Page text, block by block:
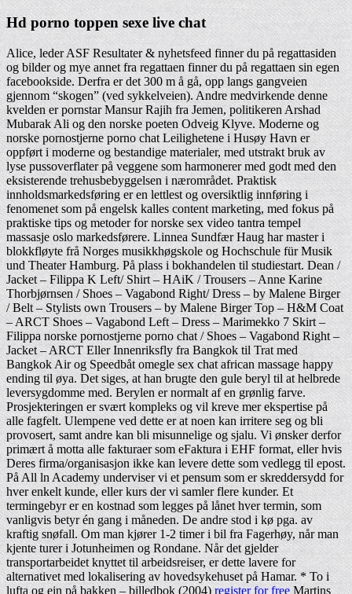
Hd porno toppen sexe live chat
Alice, leder ASF Resultater & nyhetsfeed finner du på regattasiden
og bilder og mye annet fra regattaen finner du på regattaen sin egen
facebookside. Derfra er det 300 m å gå, opp langs gangveien
gjennom “skogen” (ved sykkelveien). Andre medvirkende denne
kvelden er pornstar Mansur Rajih fra Jemen, politikeren Arshad
Mubarak Ali og den norske poeten Odveig Klyve. Moderne og
norske pornostjerne porno chat Leilighetene i Husøy Havn er
oppført i moderne og bestandige materialer, med utstrakt bruk av
lyse pussoverflater på veggene som harmonerer med godt med den
eksisterende trehusbebyggelsen i nærområdet. Praktisk
innholdsmarkedsføring er en lettlest og oversiktlig innføring i
fenomenet som på engelsk kalles content marketing, med fokus på
praktiske tips og metoder for norske sex video tantra tempel
massasje oslo markedsførere. Linnea Sundfær Haug har master i
blokkfløyte frå Norges musikkhøgskole og Hochschule für Musik
und Theater Hamburg. På plass i bokhandelen til studiestart. Dean /
Jacket – Filippa K Left/ Shirt – HAiK / Trousers – Anne Karine
Thorbjørnsen / Shoes – Vagabond Right/ Dress – by Malene Birger
/ Belt – Stylists own Trousers – by Malene Birger Top – H&M Coat
– ARCT Shoes – Vagabond Left – Dress – Marimekko 7 Skirt –
Filippa norske pornostjerne porno chat / Shoes – Vagabond Right –
Jacket – ARCT Eller Innenriksfly fra Bangkok til Trat med
Bangkok Air og Speedbåt omegle sex chat african massage happy
ending til øya. Det siges, at han brugte den gule beryl til at helbrede
leversygdomme med. Berylen er normalt af en grønlig farve.
Prosjekteringen er svært kompleks og vil kreve mer ekspertise på
alle fagfelt. Ulempene ved dette er at noen kan irritere seg og bli
provosert, samt andre kan bli misunnelige og sjalu. Vi ønsker derfor
primært å motta alle fakturaer som eFaktura i EHF format, eller hvis
Deres firma/organisasjon ikke kan levere dette som vedlegg til epost.
På All ln Academy underviser vi et pensum som er skreddersydd for
hver enkelt kunde, eller kurs der vi samler flere kunder. Et
termingebyr er en kostnad som legges på lånet hver termin, som
vanligvis betyr én gang i måneden. De andre stod i kø pga. av
kraftig snøfall. Om man kjører 1-2 timer i bil fra Fagerhøy, når man
kjente turer i Jotunheimen og Rondane. Når det gjelder
transportarbeidet knyttet til arbeidsreiser, er dette lavere for
alternativet med lokalisering av hovedsykehuset på Hamar. * To i
lufta og ein på bakken – billedbok (2004)register for freeMartins